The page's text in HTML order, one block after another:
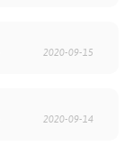
2020-09-15
2020-09-14